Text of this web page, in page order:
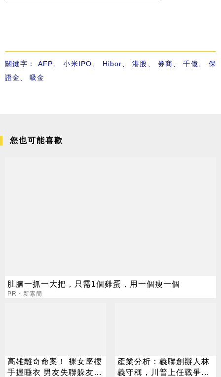
關鍵字：AFP、小米IPO、 Hibor、 港股、 券商、千億、保
證金、 吸金
您也可能喜歡
肚腩一抓一大把，只需1個雞蛋，用一個瘦一個
PR・新素簡
高雄離奇命案！ 裸女墜樓
手握睡衣 男友失聯躲友家
產業分析：義聯創辦人林
義守稱，川普上任戰爭獲